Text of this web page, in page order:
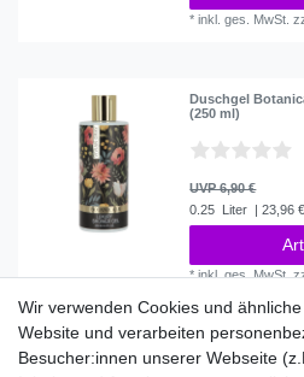
*inkl. ges. MwSt.
Duschgel
(250 ml)
UVP 6,90 €
0.25 Liter | 23,96
*inkl. ges. MwSt.
Wir verwenden Cookies und
Website und verarbeiten
Besucher:innen unserer Webseite